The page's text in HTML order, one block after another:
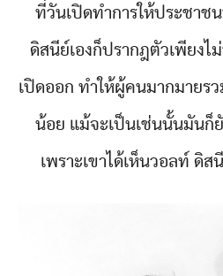
ที่วันเปิดทำการให้ประชาช
ดิสนีย์เองก็ปรากฎตัวเพียงไ
เปิดออก ทำให้ผู้คนมากมายร
น้อย แม้จะเป็นเช่นนั้นมันก็
เพราะเขาได้เห็นวอลท์ ดิส